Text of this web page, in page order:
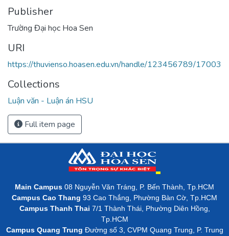
Publisher
Trường Đại học Hoa Sen
URI
https://thuvienso.hoasen.edu.vn/handle/123456789/17003
Collections
Luận văn - Luận án HSU
Full item page
Main Campus 08 Nguyễn Văn Tráng, P. Bến Thành, Tp.HCM
Campus Cao Thang 93 Cao Thắng, Phường Bàn Cờ, Tp.HCM
Campus Thanh Thai 7/1 Thành Thái, Phường Diên Hồng,
Tp.HCM
Campus Quang Trung Đường số 3, CVPM Quang Trung, P. Trung